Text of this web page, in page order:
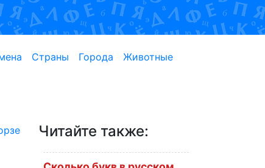
Страны Города
Животные
Читайте также: